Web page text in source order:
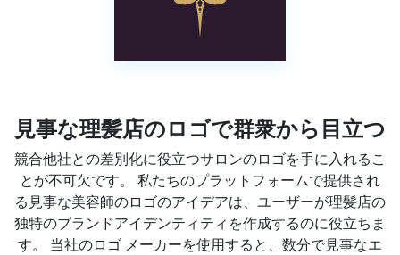
見事な理髪店のロゴで群衆から目立つ
競合他社との差別化に役立つサロンのロゴを手に入れるこ
とが不可欠です。 私たちのプラットフォームで提供され
る見事な美容師のロゴのアイデアは、ユーザーが理髪店の
独特のブランドアイデンティティを作成するのに役立ちま
す。 当社のロゴ メーカーを使用すると、数分で見事なエ